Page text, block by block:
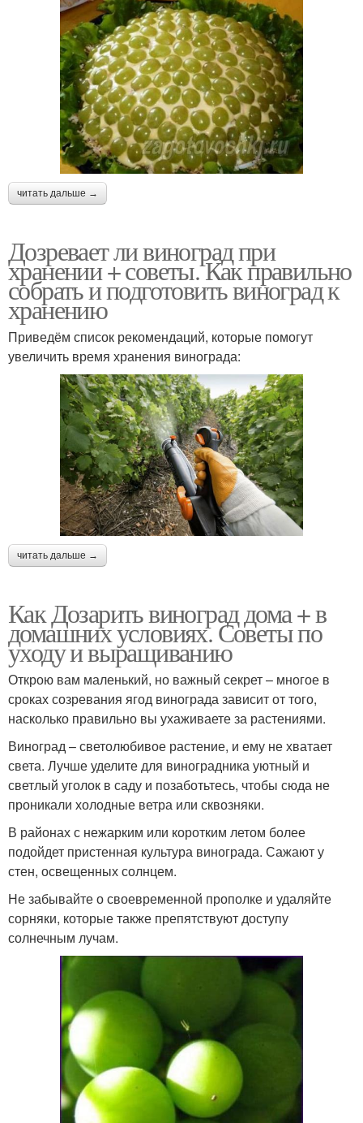
читать дальше →
Дозревает ли виноград при
хранении + советы. Как правильно
собрать и подготовить виноград к
хранению
Приведём список рекомендаций, которые помогут
увеличить время хранения винограда:
читать дальше →
Как Дозарить виноград дома + в
домашних условиях. Советы по
уходу и выращиванию
Открою вам маленький, но важный секрет – многое в
сроках созревания ягод винограда зависит от того,
насколько правильно вы ухаживаете за растениями.
Виноград – светолюбивое растение, и ему не хватает
света. Лучше уделите для виноградника уютный и
светлый уголок в саду и позаботьтесь, чтобы сюда не
проникали холодные ветра или сквозняки.
В районах с нежарким или коротким летом более
подойдет пристенная культура винограда. Сажают у
стен, освещенных солнцем.
Не забывайте о своевременной прополке и удаляйте
сорняки, которые также препятствуют доступу
солнечным лучам.